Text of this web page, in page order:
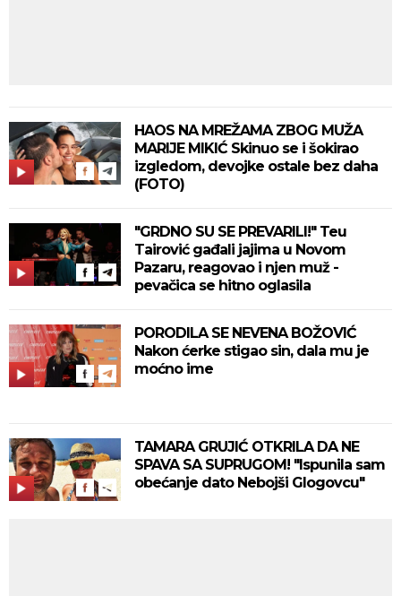
HAOS NA MREŽAMA ZBOG MUŽA
MARIJE MIKIĆ Skinuo se i šokirao
izgledom, devojke ostale bez daha
(FOTO)
"GRDNO SU SE PREVARILI!" Teu
Tairović gađali jajima u Novom
Pazaru, reagovao i njen muž -
pevačica se hitno oglasila
PORODILA SE NEVENA BOŽOVIĆ
Nakon ćerke stigao sin, dala mu je
moćno ime
TAMARA GRUJIĆ OTKRILA DA NE
SPAVA SA SUPRUGOM! "Ispunila sam
obećanje dato Nebojši Glogovcu"